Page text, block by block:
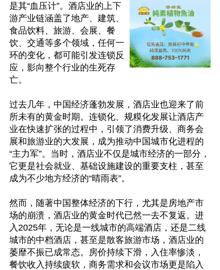
是其“血压计”。酒店业的上下
游产业链涵盖了地产、建筑、
食品饮料、旅游、会展、餐
饮、交通等多个领域，任何一
环的变化，都可能引发连锁反
应，影向整个行业的生死存
亡。
过去几年，中国经济蓬勃发展，酒店业也迎来了前
所未有的黄金时期。连锁化、规糢化发展让酒店产
业在快速扩张的过程中，引领了消费升级、商务会
展和旅游业的大发展，成为推动中国城市化进程的
“主力军”。当时，酒店业不仅是城市经济的一部分，
它更是社会就业、基础设施建设的重要支柱，甚至
成为不少地方经济的“晴雨表”。
然而，随著中国整体经济的下行，尤其是房地产市
场的崩溃，酒店业的黄金时代已然一去不复返。进
入2025年，无论是一线城市的高端酒店，还是二线
城市的中档酒店，甚至是散客旅游市场，酒店业的
萎靡不振已成常态。房价持续下滑，入住率惨淡，
餐饮收入持续疲软，商务需求和会议市场更是陷入